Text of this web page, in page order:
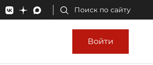
Поиск по сайту
Войти